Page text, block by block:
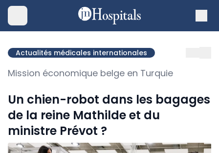
Actualités médicales internationales
Mission économique belge en Turquie
Un chien-robot dans les bagages
de la reine Mathilde et du
ministre Prévot ?